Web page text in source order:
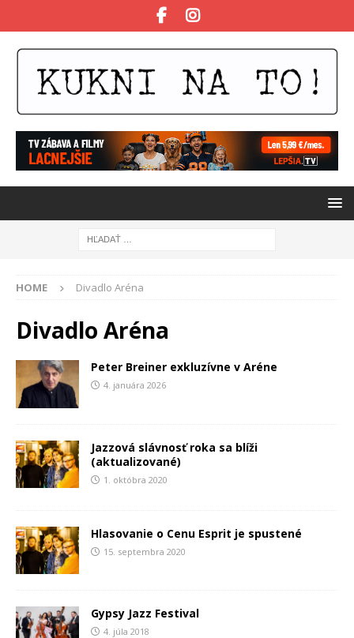
HOME Divadlo Aréna
Divadlo Aréna
Peter Breiner exkluzívne v Aréne
4. januára 2026
Jazzová slávnosť roka sa blíži
(aktualizované)
1. októbra 2020
Hlasovanie o Cenu Esprit je spustené
15. septembra 2020
Gypsy Jazz Festival
4. júla 2018